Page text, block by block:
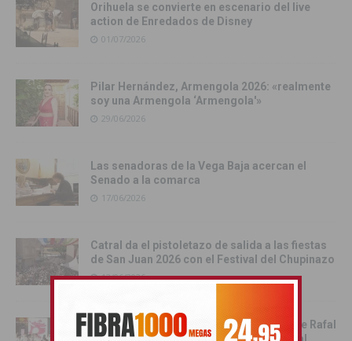
Orihuela se convierte en escenario del live
action de Enredados de Disney
01/07/2026
Pilar Hernández, Armengola 2026: «realmente
soy una Armengola ‘Armengola'»
29/06/2026
Las senadoras de la Vega Baja acercan el
Senado a la comarca
17/06/2026
Catral da el pistoletazo de salida a las fiestas
de San Juan 2026 con el Festival del Chupinazo
13/06/2026
Rafal celebra la tercera edición del Día de Rafal